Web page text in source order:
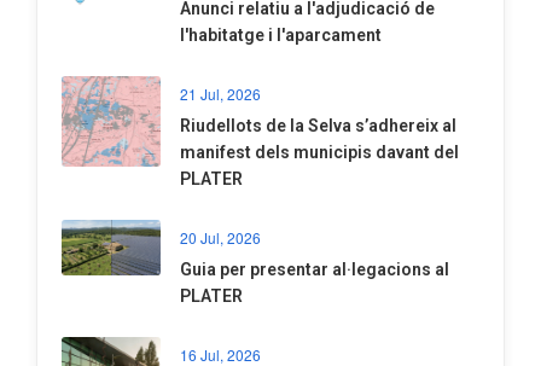
Anunci relatiu a l'adjudicació de
l'habitatge i l'aparcament
21 Jul, 2026
Riudellots de la Selva s’adhereix al
manifest dels municipis davant del
PLATER
20 Jul, 2026
​Guia per presentar al·legacions al
PLATER
16 Jul, 2026